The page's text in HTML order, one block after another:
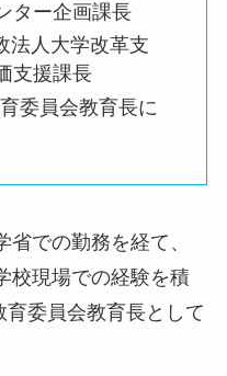
ター企画課長
法人大学改革支
支援課長
委員会教育長に
での勤務を経て、
校現場での経験を積
委員会教育長として